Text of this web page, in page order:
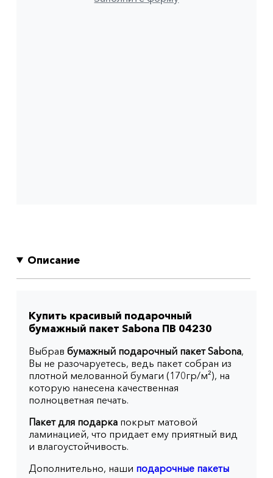
Описание
Купить красивый подарочный
бумажный пакет Sabona ПВ 04230
Выбрав бумажный подарочный пакет Sabona,
Вы не разочаруетесь, ведь пакет собран из
плотной мелованной бумаги (170гр/м²), на
которую нанесена качественная
полноцветная печать.
Пакет для подарка покрыт матовой
ламинацией, что придает ему приятный вид
и влагоустойчивость.
Дополнительно, наши подарочные пакеты